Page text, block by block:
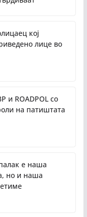
кој
лице во
и ROADPOL со
на патиштата
е наша
но и наша